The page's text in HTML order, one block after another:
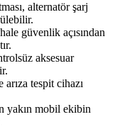
alternatör şarj
güvenlik açısından
aksesuar
tespit cihazı
yakın mobil ekibin